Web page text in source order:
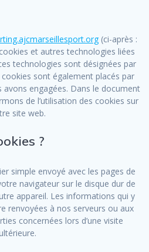
(ci-après :
et autres technologies liées
technologies sont désignées par
sont également placés par
avons engagées. Dans le document
de l’utilisation des cookies sur
site web.
?
simple envoyé avec les pages de
navigateur sur le disque dur de
appareil. Les informations qui y
renvoyées à nos serveurs ou aux
concernées lors d’une visite